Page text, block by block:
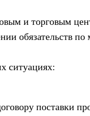
и торговым
обязательств
ситуациях:
поставки